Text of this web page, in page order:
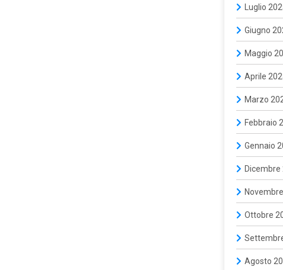
Luglio
Giugno
Maggio
Aprile
Marzo
Febbraio
Gennaio
Dicembre
Ottobre
Agosto